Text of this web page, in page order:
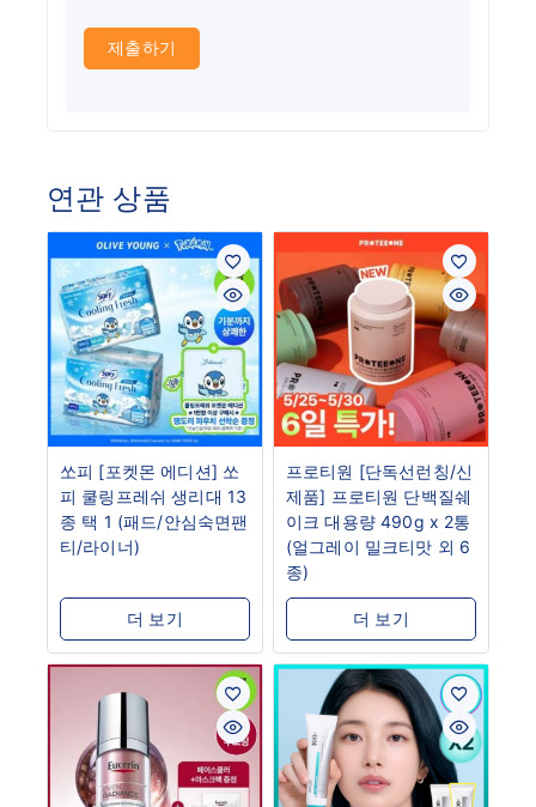
연관 상품
쏘피 [포켓몬 에디션] 쏘
피 쿨링프레쉬 생리대 13
종 택 1 (패드/안심숙면팬
티/라이너)
더 보기
프로티원 [단독선런칭/신
제품] 프로티원 단백질쉐
이크 대용량 490g x 2통
(얼그레이 밀크티맛 외 6
종)
더 보기